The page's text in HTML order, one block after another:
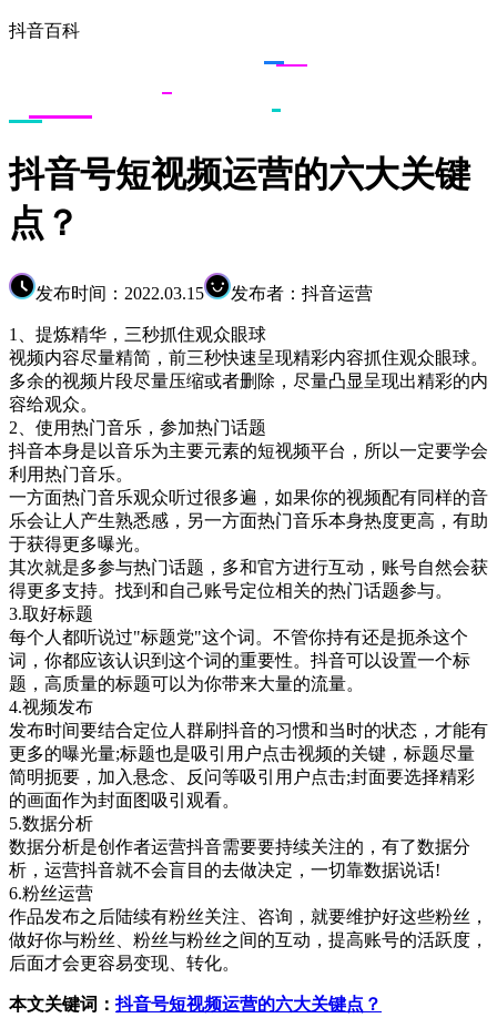
抖音百科
抖音号短视频运营的六大关键
点？
发布时间：2022.03.15 发布者：抖音运营
1、提炼精华，三秒抓住观众眼球
视频内容尽量精简，前三秒快速呈现精彩内容抓住观众眼球。
多余的视频片段尽量压缩或者删除，尽量凸显呈现出精彩的内
容给观众。
2、使用热门音乐，参加热门话题
抖音本身是以音乐为主要元素的短视频平台，所以一定要学会
利用热门音乐。
一方面热门音乐观众听过很多遍，如果你的视频配有同样的音
乐会让人产生熟悉感，另一方面热门音乐本身热度更高，有助
于获得更多曝光。
其次就是多参与热门话题，多和官方进行互动，账号自然会获
得更多支持。找到和自己账号定位相关的热门话题参与。
3.取好标题
每个人都听说过"标题党"这个词。不管你持有还是扼杀这个
词，你都应该认识到这个词的重要性。抖音可以设置一个标
题，高质量的标题可以为你带来大量的流量。
4.视频发布
发布时间要结合定位人群刷抖音的习惯和当时的状态，才能有
更多的曝光量;标题也是吸引用户点击视频的关键，标题尽量
简明扼要，加入悬念、反问等吸引用户点击;封面要选择精彩
的画面作为封面图吸引观看。
5.数据分析
数据分析是创作者运营抖音需要要持续关注的，有了数据分
析，运营抖音就不会盲目的去做决定，一切靠数据说话!
6.粉丝运营
作品发布之后陆续有粉丝关注、咨询，就要维护好这些粉丝，
做好你与粉丝、粉丝与粉丝之间的互动，提高账号的活跃度，
后面才会更容易变现、转化。
本文关键词：抖音号短视频运营的六大关键点？